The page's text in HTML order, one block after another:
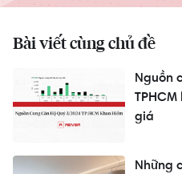
Bài viết cùng chủ đề
Nguồn
giá
Những